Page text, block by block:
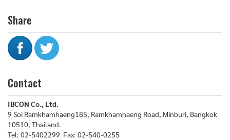
Share
Contact
IBCON Co., Ltd.
9 Soi Ramkhamhaeng185, Ramkhamhaeng Road, Minburi, Bangkok
10510, Thailand.
Tel: 02-5402299 Fax: 02-540-0255